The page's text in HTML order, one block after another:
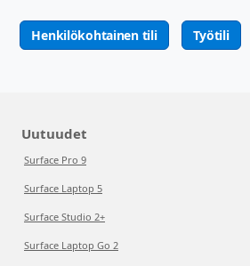
Henkilökohtainen tili Työtili
Uutuudet
Surface Pro 9
Surface Laptop 5
Surface Studio 2+
Surface Laptop Go 2